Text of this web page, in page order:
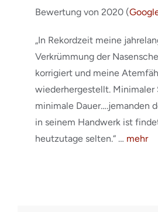
Bewertung von 2020 (
„In Rekordzeit meine
Verkrümmung der
korrigiert und meine
wiederhergestellt. Minimaler
minimale Dauer….jemanden
in seinem Handwerk ist
heutzutage selten.“ … mehr